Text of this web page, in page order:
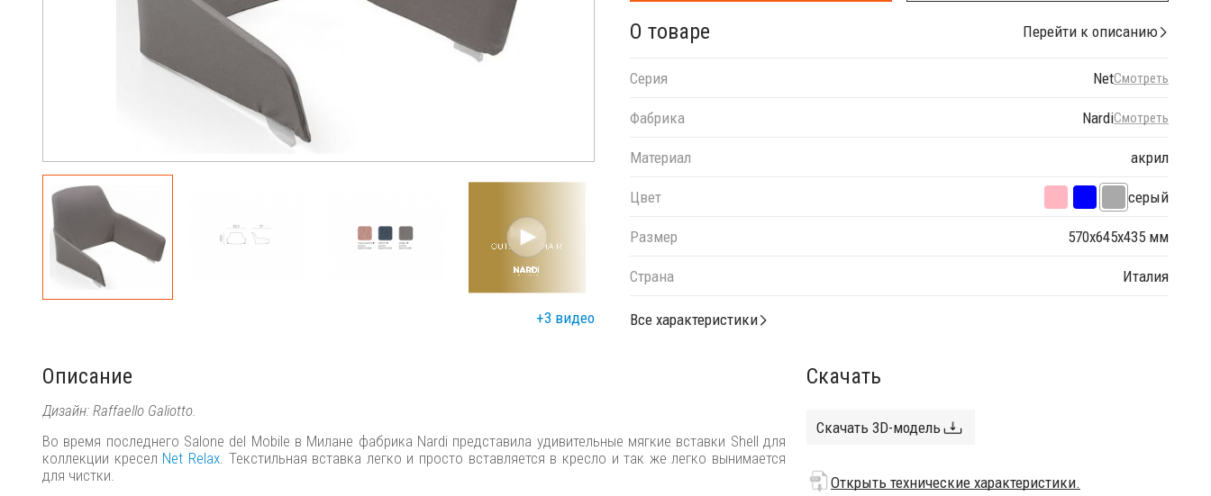
+3 видео
О товаре Перейти к описанию
Серия NetСмотреть
Фабрика NardiСмотреть
Материал акрил
Цвет серый
Размер 570х645х435 мм
Страна Италия
Все характеристики
Описание
Дизайн: Raffaello Galiotto.
Во время последнего Salone del Mobile в Милане фабрика Nardi представила удивительные мягкие вставки Shell для
коллекции кресел Net Relax. Текстильная вставка легко и просто вставляется в кресло и так же легко вынимается
для чистки.
Скачать
Скачать 3D-модель
Открыть технические характеристики.